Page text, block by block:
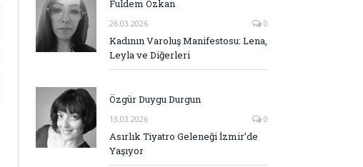
Fuldem Özkan
26.03.2026 0
Kadının Varoluş Manifestosu: Lena,
Leyla ve Diğerleri
Özgür Duygu Durgun
13.03.2026 0
Asırlık Tiyatro Geleneği İzmir’de
Yaşıyor